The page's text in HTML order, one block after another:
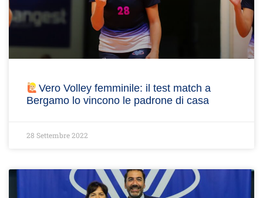
Vero Volley femminile: il test match a
Bergamo lo vincono le padrone di casa
28 Settembre 2022